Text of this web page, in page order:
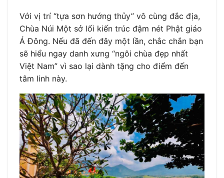
Với vị trí “tựa sơn hướng thủy” vô cùng đắc địa,
Chùa Núi Một sở lối kiến trúc đậm nét Phật giáo
Á Đông. Nếu đã đến đây một lần, chắc chắn bạn
sẽ hiểu ngay danh xưng “ngôi chùa đẹp nhất
Việt Nam” vì sao lại dành tặng cho điểm đến
tâm linh này.